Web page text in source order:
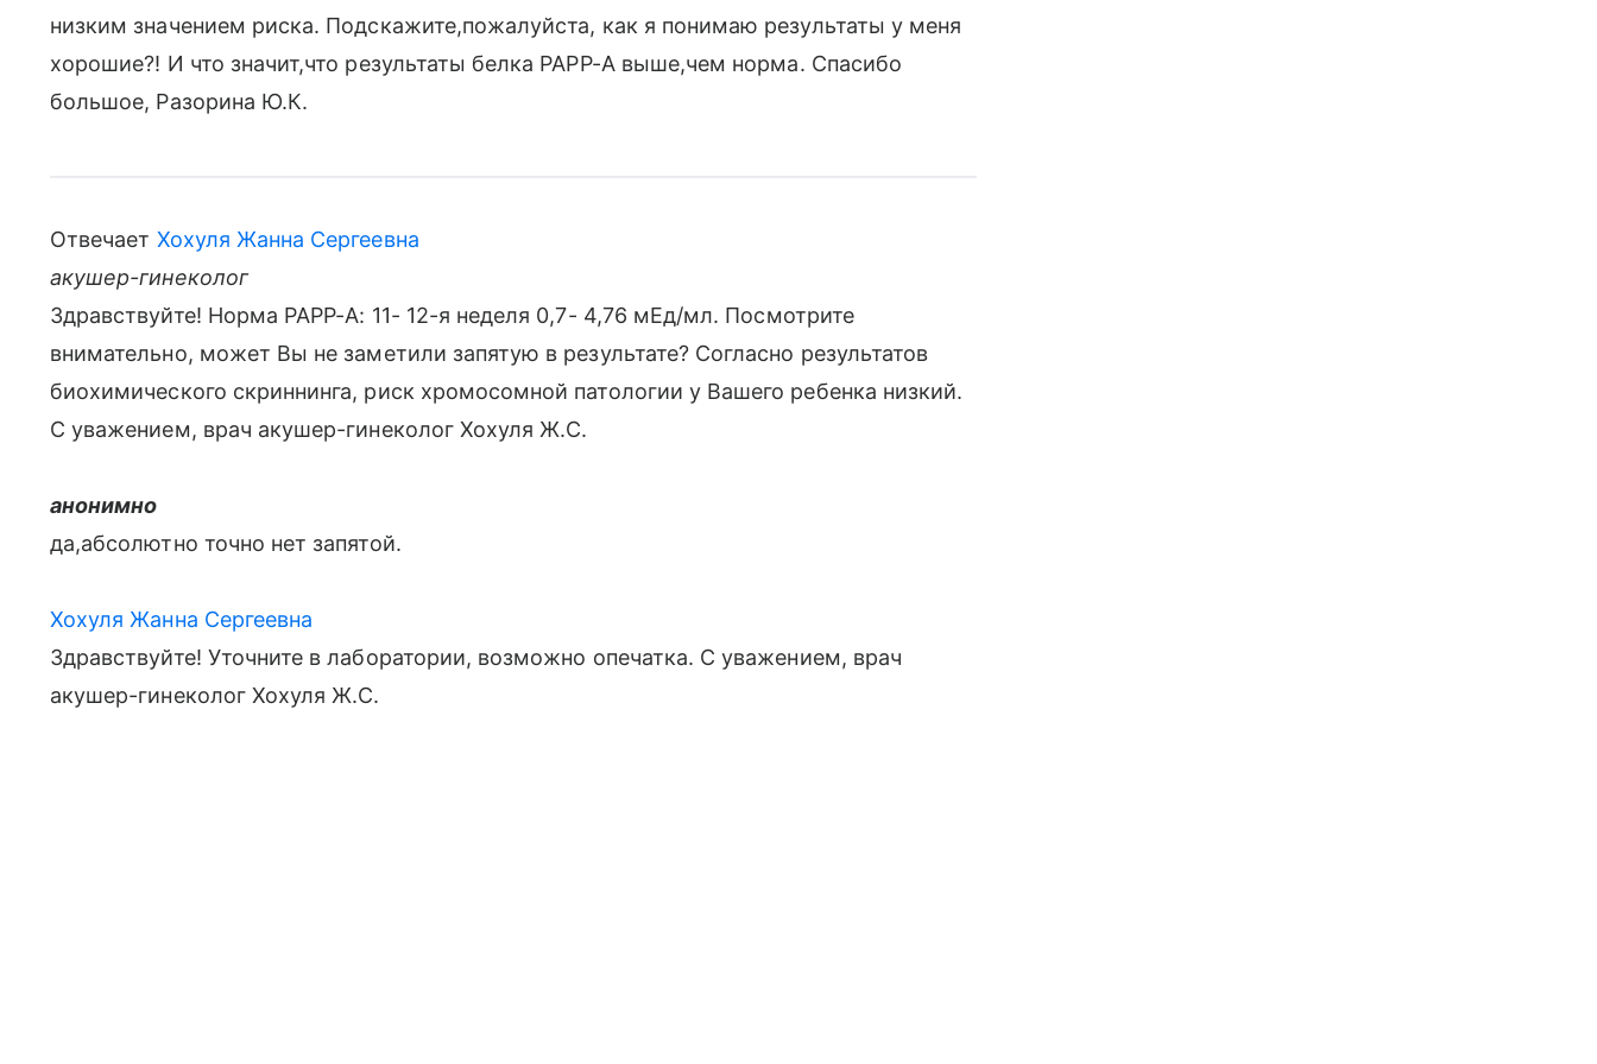
низким значением риска. Подскажите,пожалуйста, как я понимаю результаты у меня
хорошие?! И что значит,что результаты белка РАРР-А выше,чем норма. Спасибо
большое, Разорина Ю.К.
Отвечает Хохуля Жанна Сергеевна
акушер-гинеколог
Здравствуйте! Норма РАРР-А: 11- 12-я неделя 0,7- 4,76 мЕд/мл. Посмотрите
внимательно, может Вы не заметили запятую в результате? Согласно результатов
биохимического скриннинга, риск хромосомной патологии у Вашего ребенка низкий.
С уважением, врач акушер-гинеколог Хохуля Ж.С.
анонимно
да,абсолютно точно нет запятой.
Хохуля Жанна Сергеевна
Здравствуйте! Уточните в лаборатории, возможно опечатка. С уважением, врач
акушер-гинеколог Хохуля Ж.С.